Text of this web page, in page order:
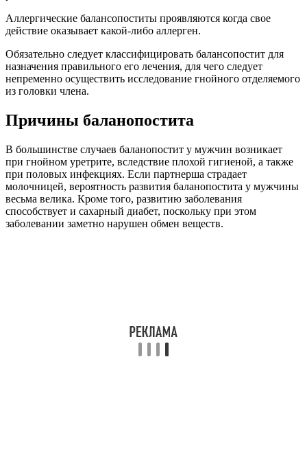
Аллергические балансопоститы проявляются когда свое
действие оказывает какой-либо аллерген.
Обязательно следует классифицировать балансопостит для
назначения правильного его лечения, для чего следует
непременно осуществить исследование гнойного отделяемого
из головки члена.
Причины баланопостита
В большинстве случаев баланопостит у мужчин возникает
при гнойном уретрите, вследствие плохой гигиеной, а также
при половых инфекциях. Если партнерша страдает
молочницей, вероятность развития баланопостита у мужчины
весьма велика. Кроме того, развитию заболевания
способствует и сахарный диабет, поскольку при этом
заболевании заметно нарушен обмен веществ.